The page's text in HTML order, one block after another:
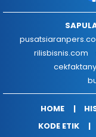
rilisbisnis.com
HOME
KODE ETIK